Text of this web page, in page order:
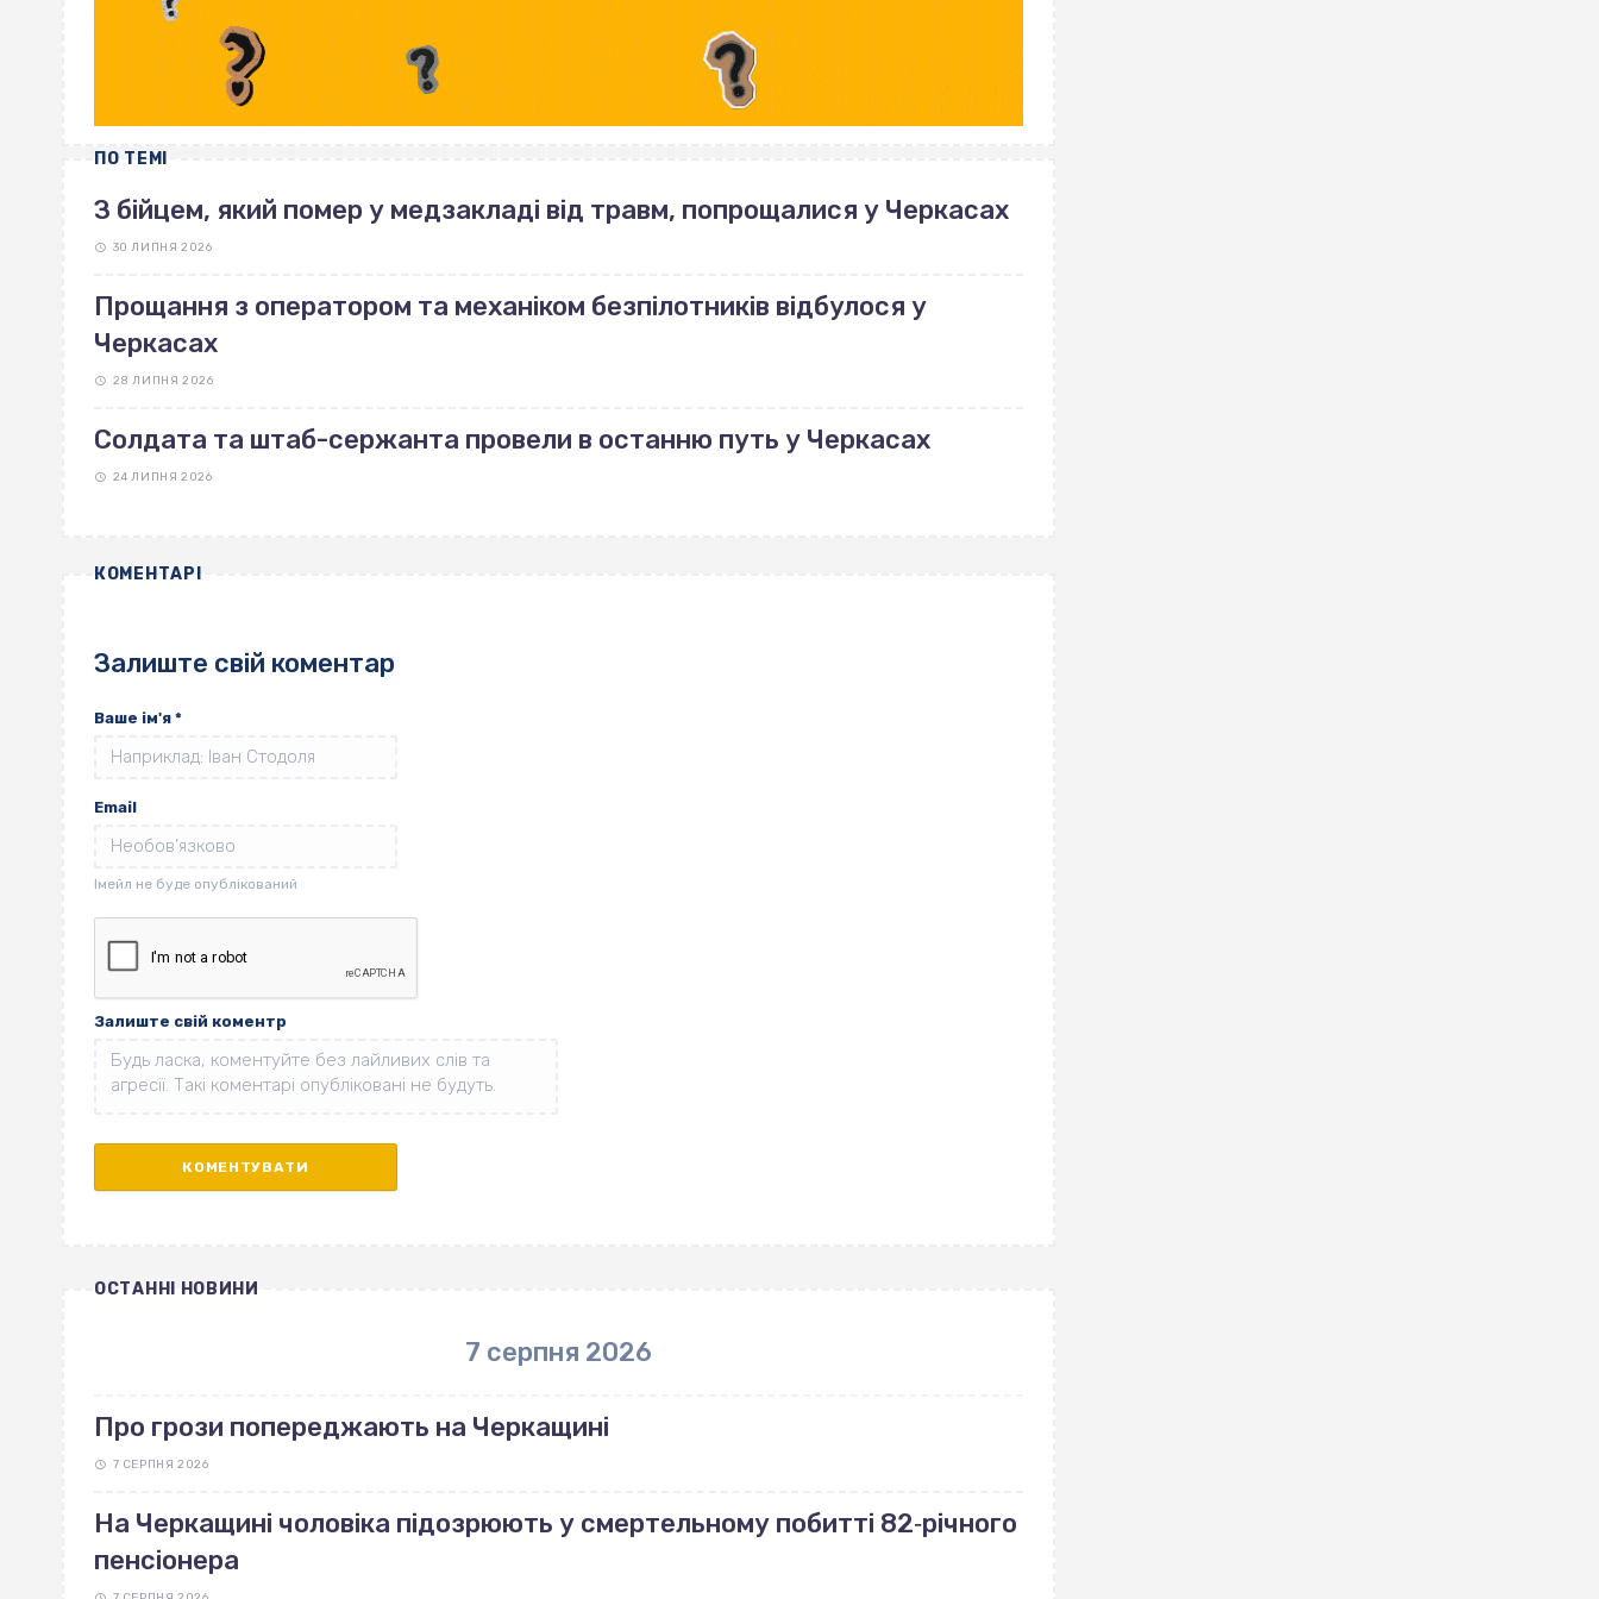
ПО ТЕМІ
З бійцем, який помер у медзакладі від травм, попрощалися у Черкасах
30 ЛИПНЯ 2026
Прощання з оператором та механіком безпілотників відбулося у
Черкасах
28 ЛИПНЯ 2026
Солдата та штаб-сержанта провели в останню путь у Черкасах
24 ЛИПНЯ 2026
КОМЕНТАРІ
Залиште свій коментар
Ваше ім'я *
Email
Залиште свій коментр
ОСТАННІ НОВИНИ
7 серпня 2026
Про грози попереджають на Черкащині
7 СЕРПНЯ 2026
На Черкащині чоловіка підозрюють у смертельному побитті 82‐річного
пенсіонера